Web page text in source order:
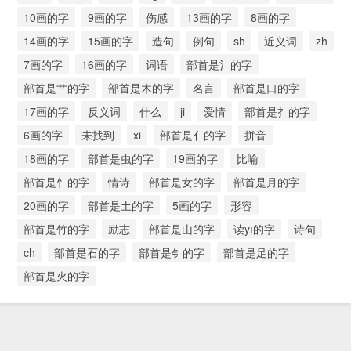
10画的字
9画的字 伤感 13画的字
8画的字
14画的字
15画的字 造句 例句 sh 近义词
zh
7画的字
16画的字 词语
部首是氵的字
部首是艹的字
部首是木的字 名言
部首是口的字
17画的字
反义词 什么 ji 爱情
部首是扌的字
6画的字
未找到 xi 部首是亻的字
拼音
18画的字
部首是虫的字 19画的字
比喻
部首是忄的字
情诗 部首是女的字
部首是月的字
20画的字
部首是土的字 5画的字
形容
部首是竹的字
励志 部首是山的字 读yī的字
诗句
ch
部首是石的字 部首是钅的字
部首是足的字
部首是火的字